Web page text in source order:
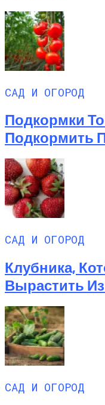
САД И ОГОРОД
Подкормки
Подкормить
САД И ОГОРОД
Клубника,
Вырастить
САД И ОГОРОД